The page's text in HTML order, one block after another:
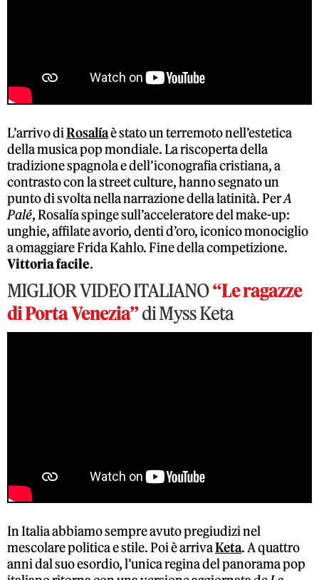
L’arrivo diRosalíaè stato un terremoto nell’estetica
della musica pop mondiale. La riscoperta della
tradizione spagnola e dell’iconografia cristiana, a
contrasto con la street culture, hanno segnato un
punto di svolta nella narrazione della latinità. PerA
Palé, Rosalía spinge sull’acceleratore del make-up:
unghie, affilate avorio, denti d’oro, iconico monociglio
a omaggiare Frida Kahlo. Fine della competizione.
Vittoria facile.
MIGLIOR VIDEO ITALIANO“Le ragazze
di Porta Venezia”di Myss Keta
In Italia abbiamo sempre avuto pregiudizi nel
mescolare politica e stile. Poi è arrivaKeta. A quattro
anni dal suo esordio, l’unica regina del panorama pop